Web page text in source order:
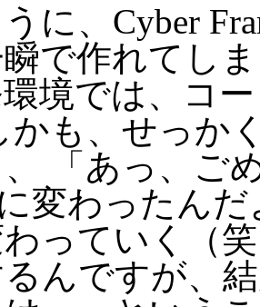
に、Cyber
で作れてし
境では、コ
かも、せっか
「あっ、ご
変わったん
っていく（
んですが、